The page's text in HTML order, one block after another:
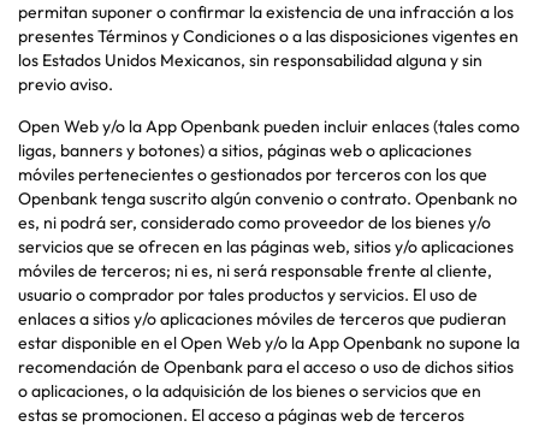
permitan suponer o confirmar la existencia de una infracción a los
presentes Términos y Condiciones o a las disposiciones vigentes en
los Estados Unidos Mexicanos, sin responsabilidad alguna y sin
previo aviso.
Open Web y/o la App Openbank pueden incluir enlaces (tales como
ligas, banners y botones) a sitios, páginas web o aplicaciones
móviles pertenecientes o gestionados por terceros con los que
Openbank tenga suscrito algún convenio o contrato. Openbank no
es, ni podrá ser, considerado como proveedor de los bienes y/o
servicios que se ofrecen en las páginas web, sitios y/o aplicaciones
móviles de terceros; ni es, ni será responsable frente al cliente,
usuario o comprador por tales productos y servicios. El uso de
enlaces a sitios y/o aplicaciones móviles de terceros que pudieran
estar disponible en el Open Web y/o la App Openbank no supone la
recomendación de Openbank para el acceso o uso de dichos sitios
o aplicaciones, o la adquisición de los bienes o servicios que en
estas se promocionen. El acceso a páginas web de terceros